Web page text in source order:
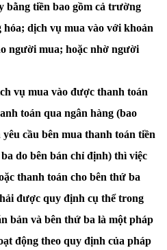
bằng tiền bao gồm cả trường
dịch vụ mua vào với khoản
người mua; hoặc nhờ người
vụ mua vào được thanh toán
toán qua ngân hàng (bao
cầu bên mua thanh toán tiền
do bên bán chỉ định) thì việc
thanh toán cho bên thứ ba
được quy định cụ thể trong
bản và bên thứ ba là một pháp
động theo quy định của pháp